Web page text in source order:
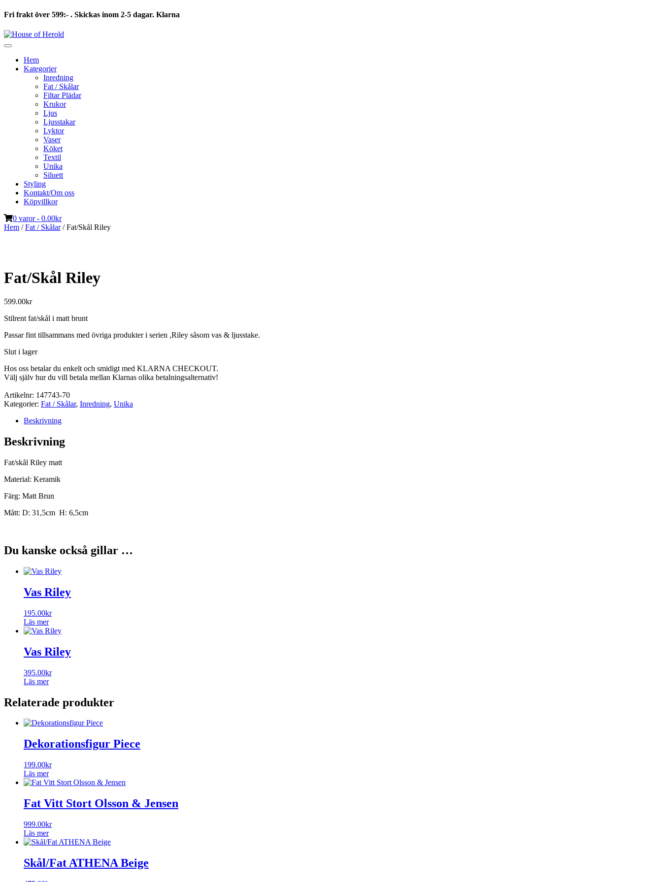
Fri frakt över 599:- . Skickas inom 2-5 dagar. Klarna
Hoppa
till
Hem
Kategorier
Inredning
Fat / Skålar
Filtar Plädar
Krukor
Ljus
Ljusstakar
Lyktor
Vaser
Köket
Textil
Unika
Siluett
Styling
Kontakt/Om oss
Köpvillkor
0 varor - 0.00kr
Hem /Fat / Skålar/ Fat/Skål Riley
Fat/Skål Riley
599.00kr
Stilrent fat/skål i matt brunt
Passar fint tillsammans med övriga produkter i serien ,Riley såsom vas & ljusstake.
Slut i lager
Hos oss betalar du enkelt och smidigt med KLARNA CHECKOUT.
Välj själv hur du vill betala mellan Klarnas olika betalningsalternativ!
Artikelnr: 147743-70
Kategorier: Fat / Skålar, Inredning, Unika
Beskrivning
Beskrivning
Fat/skål Riley matt
Material: Keramik
Färg: Matt Brun
Mått: D: 31,5cm H: 6,5cm
Du kanske också gillar …
Vas Riley
195.00kr
Läs mer
Vas Riley
395.00kr
Läs mer
Relaterade produkter
Dekorationsfigur Piece
199.00kr
Läs mer
Fat Vitt Stort Olsson & Jensen
999.00kr
Läs mer
Skål/Fat ATHENA Beige